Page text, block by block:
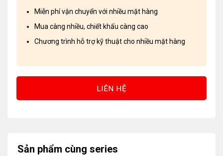
Miễn phí vận chuyển với nhiều mặt hàng
Mua càng nhiều, chiết khấu càng cao
Chương trình hỗ trợ kỹ thuật cho nhiều mặt hàng
LIÊN HỆ
Sản phẩm cùng series